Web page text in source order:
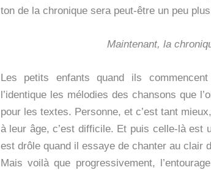
ton de la chronique sera peut-être un peu
Maintenant, la
Les petits enfants quand ils
l’identique les mélodies des chansons que
pour les textes. Personne, et c’est tant
à leur âge, c’est difficile. Et puis celle-là
est drôle quand il essaye de chanter au clair
Mais voilà que progressivement,